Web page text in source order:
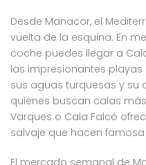
Desde Manacor, el
vuelta de la esquina. En
coche puedes llegar a
las impresionantes playas
sus aguas turquesas y su
quienes buscan calas
Varques o Cala Falcó
salvaje que hacen